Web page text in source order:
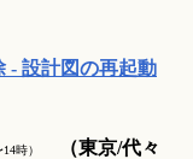
- 設計図の再起動
14時）
（東京/代々